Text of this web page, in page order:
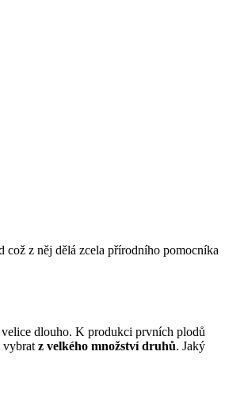
což z něj dělá zcela přírodního pomocníka
dlouho. K produkci prvních plodů
vybrat z velkého množství druhů. Jaký